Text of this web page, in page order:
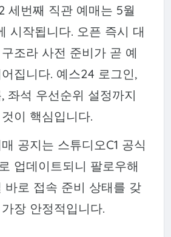
세번째 직관 예매는 5월
시작됩니다. 오픈 즉시 대
조라 사전 준비가 곧 예
집니다. 예스24 로그인,
좌석 우선순위 설정까지
이 핵심입니다.
공지는 스튜디오C1 공식
업데이트되니 팔로우해
바로 접속 준비 상태를 갖
장 안정적입니다.